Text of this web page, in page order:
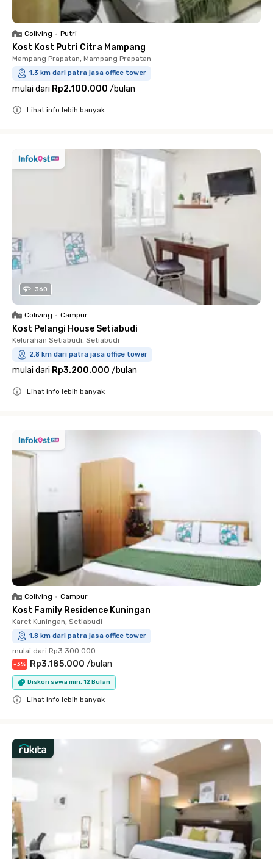
Coliving • Putri
Kost Kost Putri Citra Mampang
Mampang Prapatan, Mampang Prapatan
1.3 km dari patra jasa office tower
mulai dari Rp2.100.000 /bulan
Lihat info lebih banyak
360
Coliving • Campur
Kost Pelangi House Setiabudi
Kelurahan Setiabudi, Setiabudi
2.8 km dari patra jasa office tower
mulai dari Rp3.200.000 /bulan
Lihat info lebih banyak
Coliving • Campur
Kost Family Residence Kuningan
Karet Kuningan, Setiabudi
1.8 km dari patra jasa office tower
mulai dari Rp3.300.000
-3% Rp3.185.000 /bulan
Diskon sewa min. 12 Bulan
Lihat info lebih banyak